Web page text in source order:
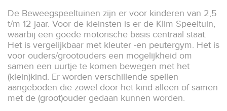
De Beweegspeeltuinen zijn er voor kinderen van 2,5
t/m 12 jaar. Voor de kleinsten is er de Klim Speeltuin,
waarbij een goede motorische basis centraal staat.
Het is vergelijkbaar met kleuter -en peutergym. Het is
voor ouders/grootouders een mogelijkheid om
samen een uurtje te komen bewegen met het
(klein)kind. Er worden verschillende spellen
aangeboden die zowel door het kind alleen of samen
met de (groot)ouder gedaan kunnen worden.